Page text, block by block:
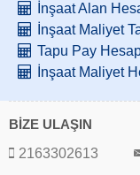
İnşaat Alan
İnşaat Maliyet
Tapu Pay
İnşaat Maliyet
BİZE ULAŞIN
2163302613